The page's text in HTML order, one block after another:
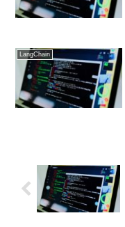
LangChain